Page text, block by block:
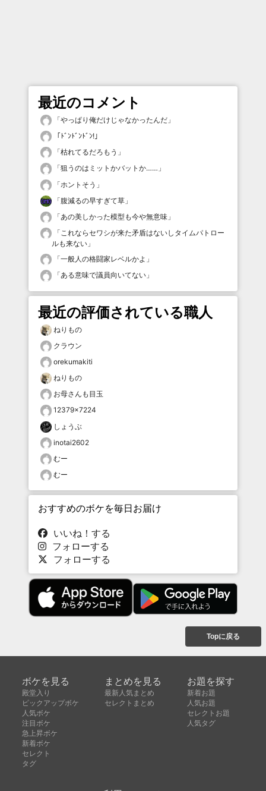
最近のコメント
「やっぱり俺だけじゃなかったんだ 」
「 ﾄﾞﾝﾄﾞﾝﾄﾞﾝ! 」
「枯れてるだろもう 」
「狙うのはミットかバットか…… 」
「ホントそう 」
「腹減るの早すぎて草 」
「あの美しかった模型も今や無意味 」
「これならセワシが来た矛盾はないしタイムパトロー
ルも来ない 」
「一般人の格闘家レベルかよ 」
「ある意味で議員向いてない 」
最近の評価されている職人
ねりもの
クラウン
orekumakiti
ねりもの
お母さんも目玉
12379×7224
しょうぶ
inotai2602
むー
むー
おすすめのボケを毎日お届け
いいね！する
フォローする
フォローする
Topに戻る
ボケを見る
殿堂入り
ピックアップボケ
人気ボケ
注目ボケ
急上昇ボケ
新着ボケ
セレクト
タグ
まとめを見る
最新人気まとめ
セレクトまとめ
お題を探す
新着お題
人気お題
セレクトお題
人気タグ